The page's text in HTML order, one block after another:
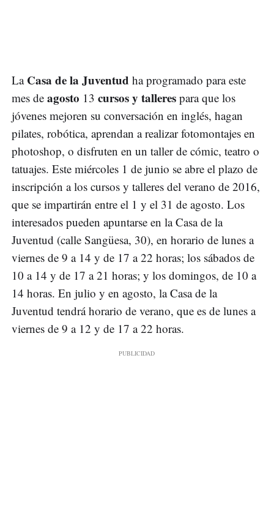
La Casa de la Juventud ha programado para este
mes de agosto 13 cursos y talleres para que los
jóvenes mejoren su conversación en inglés, hagan
pilates, robótica, aprendan a realizar fotomontajes en
photoshop, o disfruten en un taller de cómic, teatro o
tatuajes. Este miércoles 1 de junio se abre el plazo de
inscripción a los cursos y talleres del verano de 2016,
que se impartirán entre el 1 y el 31 de agosto. Los
interesados pueden apuntarse en la Casa de la
Juventud (calle Sangüesa, 30), en horario de lunes a
viernes de 9 a 14 y de 17 a 22 horas; los sábados de
10 a 14 y de 17 a 21 horas; y los domingos, de 10 a
14 horas. En julio y en agosto, la Casa de la
Juventud tendrá horario de verano, que es de lunes a
viernes de 9 a 12 y de 17 a 22 horas.